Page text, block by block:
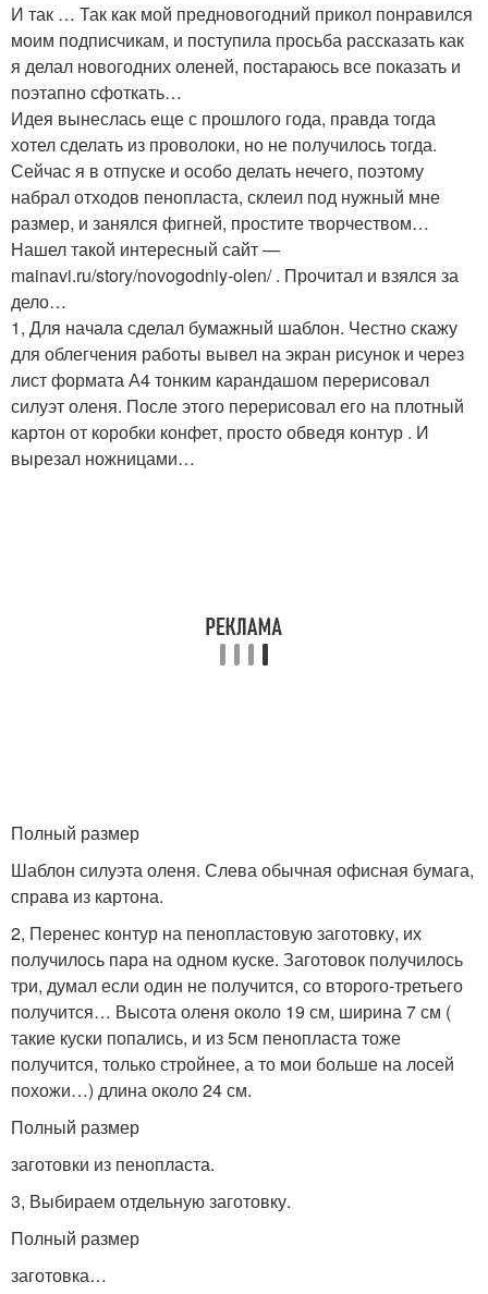
И так … Так как мой предновогодний прикол понравился
моим подписчикам, и поступила просьба рассказать как
я делал новогодних оленей, постараюсь все показать и
поэтапно сфоткать…
Идея вынеслась еще с прошлого года, правда тогда
хотел сделать из проволоки, но не получилось тогда.
Сейчас я в отпуске и особо делать нечего, поэтому
набрал отходов пенопласта, склеил под нужный мне
размер, и занялся фигней, простите творчеством…
Нашел такой интересный сайт —
mainavi.ru/story/novogodniy-olen/ . Прочитал и взялся за
дело…
1, Для начала сделал бумажный шаблон. Честно скажу
для облегчения работы вывел на экран рисунок и через
лист формата А4 тонким карандашом перерисовал
силуэт оленя. После этого перерисовал его на плотный
картон от коробки конфет, просто обведя контур . И
вырезал ножницами…
Полный размер
Шаблон силуэта оленя. Слева обычная офисная бумага,
справа из картона.
2, Перенес контур на пенопластовую заготовку, их
получилось пара на одном куске. Заготовок получилось
три, думал если один не получится, со второго-третьего
получится… Высота оленя около 19 см, ширина 7 см (
такие куски попались, и из 5см пенопласта тоже
получится, только стройнее, а то мои больше на лосей
похожи…) длина около 24 см.
Полный размер
заготовки из пенопласта.
3, Выбираем отдельную заготовку.
Полный размер
заготовка…